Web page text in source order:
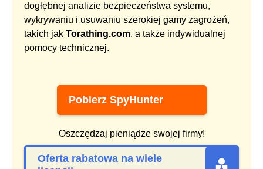
dogłębnej analizie bezpieczeństwa systemu,
wykrywaniu i usuwaniu szerokiej gamy zagrożeń,
takich jak Torathing.com, a także indywidualnej
pomocy technicznej.
Pobierz SpyHunter
Oszczędzaj pieniądze swojej firmy!
Oferta rabatowa na wiele